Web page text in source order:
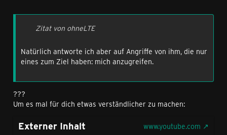
Zitat von ohneLTE
Natürlich antworte ich aber auf Angriffe von ihm, die nur
eines zum Ziel haben: mich anzugreifen.
???
Um es mal für dich etwas verständlicher zu machen:
Externer Inhalt
www.youtube.com